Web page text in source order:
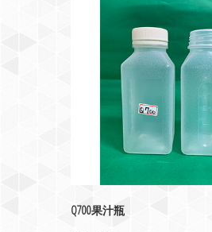
Q700果汁瓶